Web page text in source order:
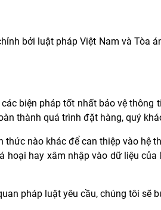
bởi luật pháp Việt Nam và
biện pháp tốt nhất bảo vệ
thành quá trình đặt hàng, quý
nào khác để can thiệp vào
hay xâm nhập vào dữ liệu
pháp luật yêu cầu, chúng tôi sẽ